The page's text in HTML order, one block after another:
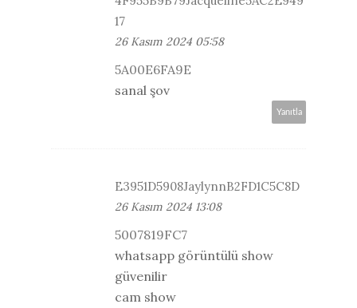
17
26 Kasım 2024 05:58
5A00E6FA9E
sanal şov
Yanıtla
E3951D5908JaylynnB2FD1C5C8D
26 Kasım 2024 13:08
5007819FC7
whatsapp görüntülü show
güvenilir
cam show